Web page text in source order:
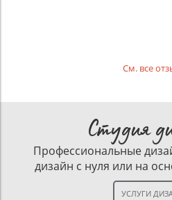
См. все
Студия
Профессиональные
дизайн с нуля или на